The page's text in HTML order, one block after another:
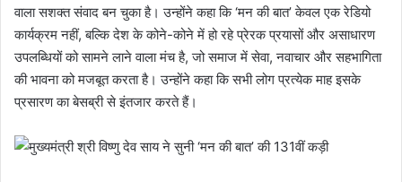
वाला सशक्त संवाद बन चुका है। उन्होंने कहा कि ‘मन की बात’ केवल एक रेडियो
कार्यक्रम नहीं, बल्कि देश के कोने-कोने में हो रहे प्रेरक प्रयासों और असाधारण
उपलब्धियों को सामने लाने वाला मंच है, जो समाज में सेवा, नवाचार और सहभागिता
की भावना को मजबूत करता है। उन्होंने कहा कि सभी लोग प्रत्येक माह इसके
प्रसारण का बेसब्री से इंतजार करते हैं।